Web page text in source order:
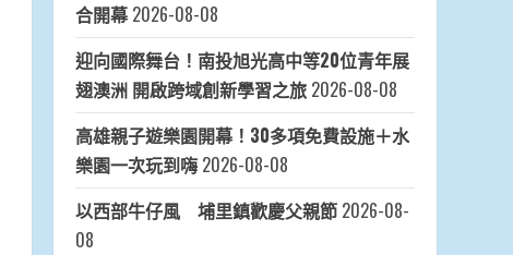
合開幕 2026-08-08
迎向國際舞台！南投旭光高中等20位青年展
翅澳洲 開啟跨域創新學習之旅 2026-08-08
高雄親子遊樂園開幕！30多項免費設施＋水
樂園一次玩到嗨 2026-08-08
以西部牛仔風 埔里鎮歡慶父親節 2026-08-
08